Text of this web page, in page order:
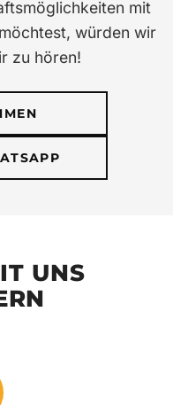
mit
würden wir
zu hören!
UNS